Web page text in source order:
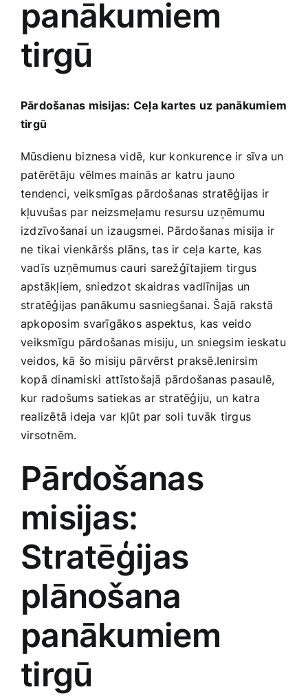
Medicīnas preces
Mobilie telefoni, planšetdatori
Preces birojam
Preces pieaugušajiem
Rotaļlietas, bērnu preces
Smaržas, kosmētika
Sports, tūrisms un atpūta
TV un Sadzīves tehnika
panākumiem
tirgū
Pārdošanas misijas: Ceļa ⁢kartes uz‍ panākumiem‌
tirgū
Mūsdienu biznesa vidē, kur konkurence ir​ sīva un
patērētāju vēlmes mainās ar ‍katru​ jauno
⁤tendenci, ​veiksmīgas pārdošanas stratēģijas ir
kļuvušas par ⁣neizsmeļamu resursu uzņēmumu
izdzīvošanai‌ un izaugsmei. Pārdošanas misija ir
ne tikai vienkāršs ​plāns,‍ tas ir ceļa karte, kas
vadīs ⁢uzņēmumus ‍cauri sarežģītajiem tirgus
‍apstākļiem, sniedzot‍ skaidras vadlīnijas un
stratēģijas panākumu‍ sasniegšanai. Šajā rakstā
apkoposim svarīgākos aspektus,⁣ kas veido
⁣veiksmīgu‌ pārdošanas misiju, un sniegsim​ ieskatu⁢
veidos, kā šo misiju pārvērst praksē.Ienirsim⁣
kopā dinamiski⁣ attīstošajā pārdošanas pasaulē,
kur ‍radošums satiekas ar stratēģiju, un katra
realizētā ideja var ‍kļūt par soli tuvāk tirgus
virsotnēm.
Pārdošanas
misijas:
Stratēģijas
plānošana
panākumiem
‍tirgū